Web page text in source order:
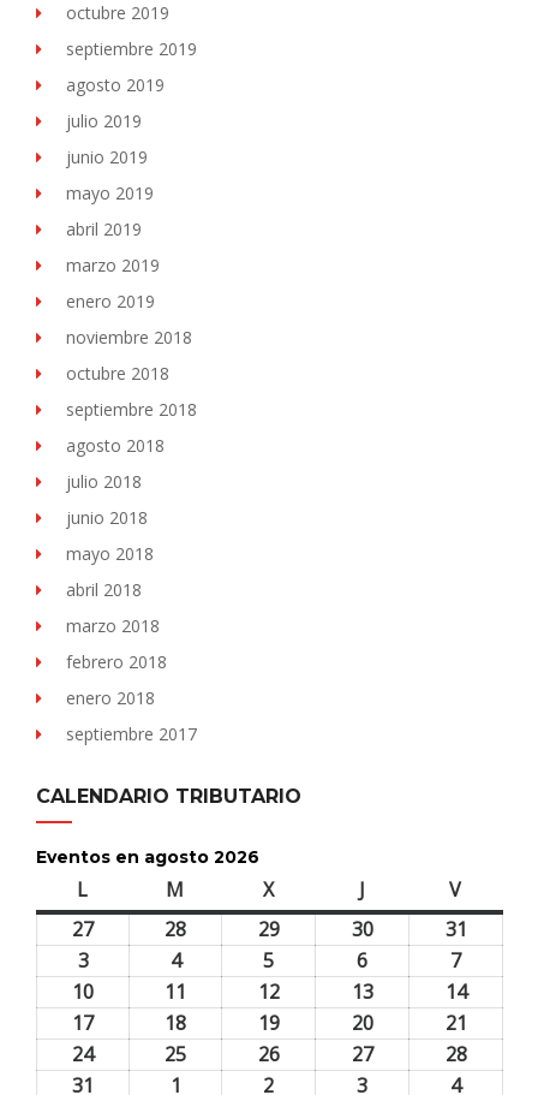
octubre 2019
septiembre 2019
agosto 2019
julio 2019
junio 2019
mayo 2019
abril 2019
marzo 2019
enero 2019
noviembre 2018
octubre 2018
septiembre 2018
agosto 2018
julio 2018
junio 2018
mayo 2018
abril 2018
marzo 2018
febrero 2018
enero 2018
septiembre 2017
CALENDARIO TRIBUTARIO
Eventos en agosto 2026
L M Xmiércoles J Vviernes
2727
28 2929
2026
3030
2026
31
2026
33
agosto,
2026
44
agosto,
2026
5
agosto,
2026
6
agosto,
2026
77
agosto,
2026
10
agosto,
2026
11 1212
agosto,
2026
1313
agosto,
2026
1414
2026
1717
agosto,
18 1919
agosto,
2020
agosto,
21
agosto,
2424
25 2626
2727
2828
31 1 2 3 44